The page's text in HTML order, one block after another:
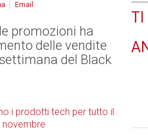
Email
promozioni ha
delle vendite
del Black
TI